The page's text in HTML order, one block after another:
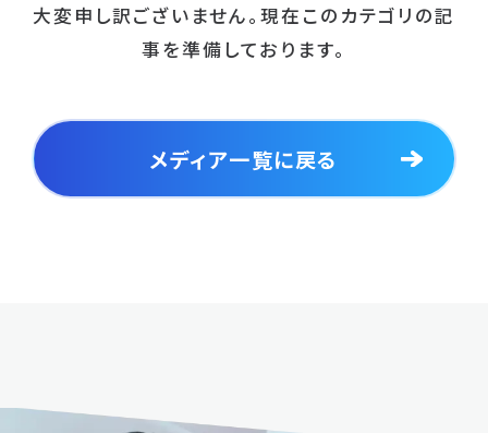
大変申し訳ございません。現在このカテゴリの記
事を準備しております。
メディア一覧に戻る